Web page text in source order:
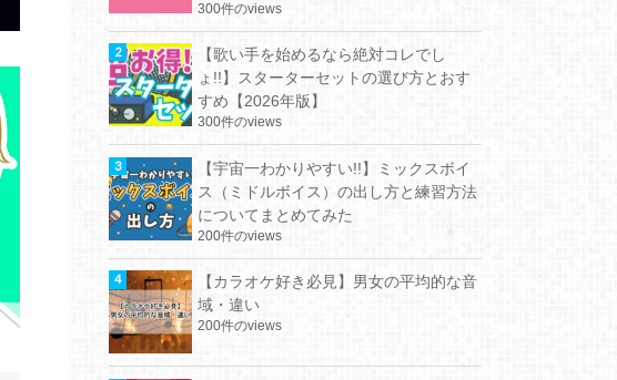
300件のviews
【歌い手を始めるなら絶対コレでし
ょ!!】スターターセットの選び方とおす
すめ【2026年版】
300件のviews
【宇宙一わかりやすい!!】ミックスボイ
ス（ミドルボイス）の出し方と練習方法
についてまとめてみた
200件のviews
【カラオケ好き必見】男女の平均的な音
域・違い
200件のviews